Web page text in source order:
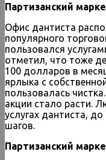
Партизанский
Офис дантиста
популярного
пользовался
отметил, что тоже
100 долларов в
ярлыка с
пользовалась
акции стало расти.
услугах дантиста,
шагов.
Партизанский